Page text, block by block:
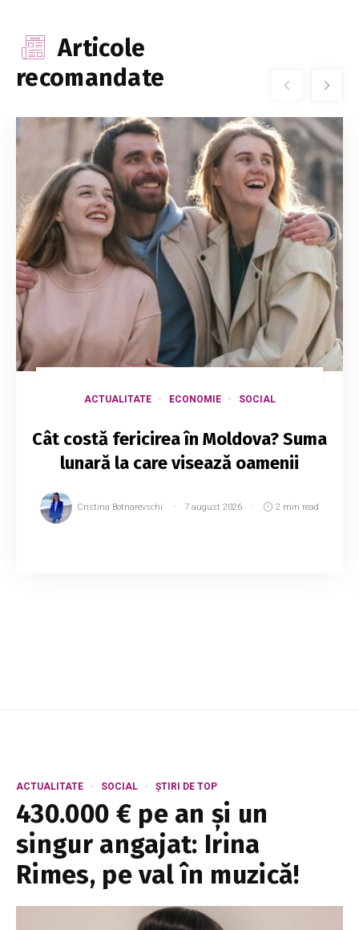
Articole
recomandate
ACTUALITATE ECONOMIE SOCIAL
Cât costă fericirea în Moldova? Suma
lunară la care visează oamenii
Cristina Botnarevschi 7 august 2026 2 min read
ACTUALITATE SOCIAL ȘTIRI DE TOP
430.000 € pe an și un
singur angajat: Irina
Rimes, pe val în muzică!